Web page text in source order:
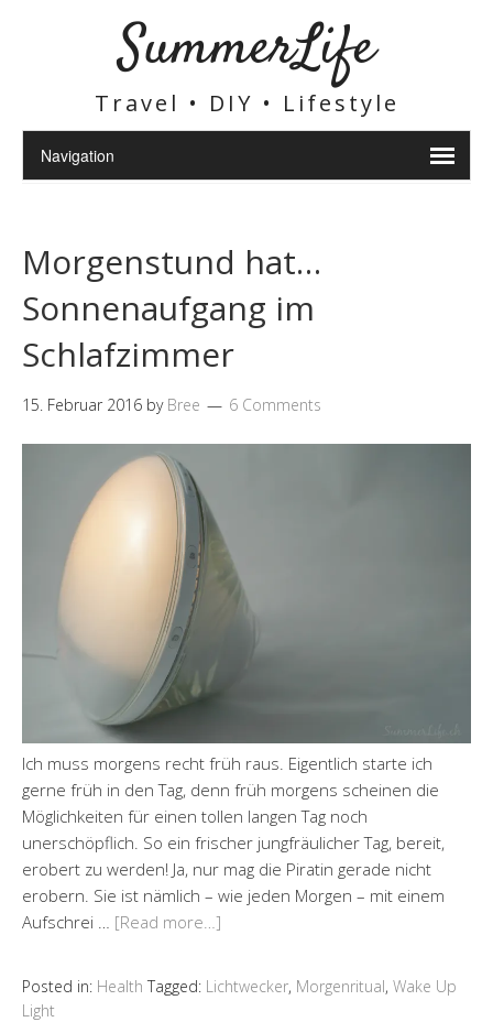
SummerLife
Travel • DIY • Lifestyle
Morgenstund hat…
Sonnenaufgang im
Schlafzimmer
15. Februar 2016 by Bree 6 Comments
Ich muss morgens recht früh raus. Eigentlich starte ich
gerne früh in den Tag, denn früh morgens scheinen die
Möglichkeiten für einen tollen langen Tag noch
unerschöpflich. So ein frischer jungfräulicher Tag, bereit,
erobert zu werden! Ja, nur mag die Piratin gerade nicht
erobern. Sie ist nämlich – wie jeden Morgen – mit einem
Aufschrei … [Read more…]
Posted in: Health Tagged: Lichtwecker, Morgenritual, Wake Up
Light